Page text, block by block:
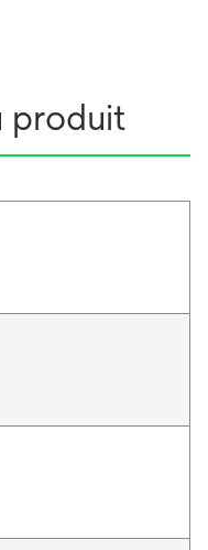
produit